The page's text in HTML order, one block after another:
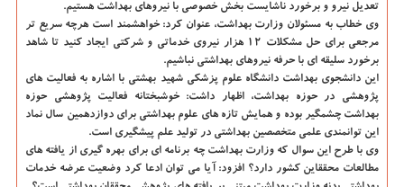
تعدیل نیرو و برخورد ناشایست بخش خصوصی با نیروهای بهداشت هستیم.
وی خطاب به مسئولان وزارت بهداشت، عنوان كرد: خواهشمند است هرچه سریع تر
مرجعی برای حل مشكلات ۱۲ هزار نیروی خدماتی و شركتی ایجاد كنید تا شاهد
برخورد سلیقه ای با حرفه نیروهای بهداشتی نباشیم.
این دانشجوی بهداشت دانشگاه علوم پزشكی شهید بهشتی با اشاره به فعالیت های
پژوهشی در حوزه بهداشت، اظهار داشت: خوشبختانه فعالیت پژوهشی حوزه
بهداشت چشمگیر بوده و همایش تازه های علوم بهداشتی برای دوازدهمین سال نماد
این توانمندی علمی متخصصین بهداشتی در تولید علم پیشگیری است.
وی با طرح این سوال كه وزارت بهداشت چه برنامه ای برای بهره گیری از یافته های
مطالعات محققاین كشور دارد؟ افزود: آیا می توان ادعا كرد وضعیت عرضه خدمات